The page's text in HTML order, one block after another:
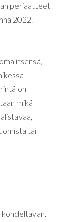
periaatteet
2022.
itsensä,
on
mikä
tai